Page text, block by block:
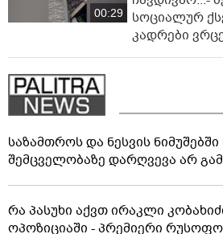
00:29
სოციალურ
კადრები
საზამთროს და ნესვის
შემცველობაზე დარღვევა არ
რა პასუხი აქვთ ირაკლი
ოპოზიციაში - პრემიერი